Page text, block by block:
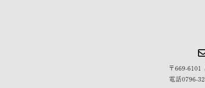
〒669-6101
電話0796-